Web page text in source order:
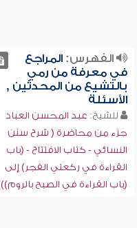
الفهرس:المراجع
في معرفة من رمي
بالتشيع من المحدثين ,
الأسئلة
للشيخ: عبد المحسن العباد
جزء من محاضرة ( شرح سنن
النسائي - كتاب الافتتاح - (باب
القراءة في ركعتي الفجر) إلى
(باب القراءة في الصبح بالروم))